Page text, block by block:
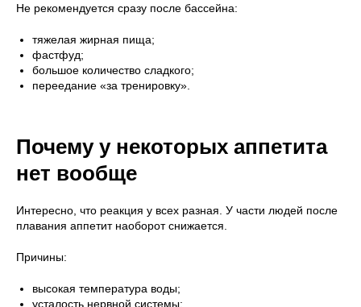
Не рекомендуется сразу после бассейна:
тяжелая жирная пища;
фастфуд;
большое количество сладкого;
переедание «за тренировку».
Почему у некоторых аппетита
нет вообще
Интересно, что реакция у всех разная. У части людей после
плавания аппетит наоборот снижается.
Причины:
высокая температура воды;
усталость нервной системы;